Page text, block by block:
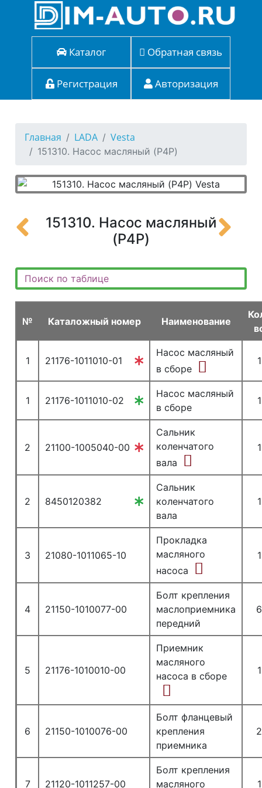
Каталог Обратная связь
Регистрация Авторизация
Главная LADA Vesta
151310. Насос масляный (P4P)
151310. Насос масляный
(P4P)
№ Каталожный номер Наименование
1 21176-1011010-01
Насос масляный
в сборе
1
1 21176-1011010-02
Насос масляный
в сборе
1
2 21100-1005040-00
Сальник
коленчатого
вала
1
2 8450120382
Сальник
коленчатого
вала
1
3 21080-1011065-10
Прокладка
масляного
насоса
1
4 21150-1010077-00
Болт крепления
маслоприемника
передний
6
5 21176-1010010-00
Приемник
масляного
насоса в сборе
1
6 21150-1010076-00
Болт фланцевый
крепления
приемника
2
7 21120-1011257-00
Болт крепления
масляного
1